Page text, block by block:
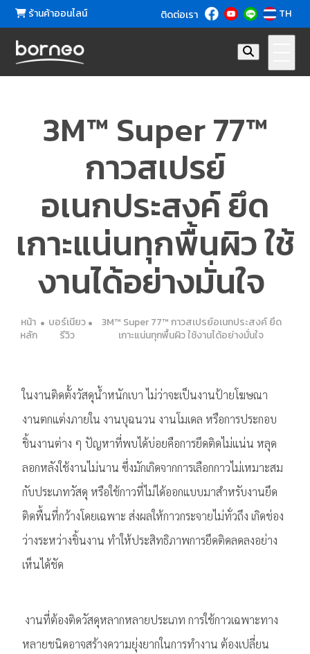
ร้านค้าออนไลน์ ติดต่อเรา TH
3M™ Super 77™
กาวสเปรย์
อเนกประสงค์ ยึด
เกาะแน่นทุกพื้นผิว ใช้
งานได้อย่างมั่นใจ
หน้า
หลัก
บอร์เนียว
รีวิว
3M™ Super 77™ กาวสเปรย์อเนกประสงค์ ยึด
เกาะแน่นทุกพื้นผิว ใช้งานได้อย่างมั่นใจ
ในงานติดตั้งวัสดุน้ำหนักเบา ไม่ว่าจะเป็นงานป้ายโฆษณา
งานตกแต่งภายใน งานบุฉนวน งานโมเดล หรือการประกอบ
ชิ้นงานต่าง ๆ ปัญหาที่พบได้บ่อยคือการยึดติดไม่แน่น หลุด
ลอกหลังใช้งานไม่นาน ซึ่งมักเกิดจากการเลือกกาวไม่เหมาะสม
กับประเภทวัสดุ หรือใช้กาวที่ไม่ได้ออกแบบมาสำหรับงานยึด
ติดพื้นที่กว้างโดยเฉพาะ ส่งผลให้กาวกระจายไม่ทั่วถึง เกิดช่อง
ว่างระหว่างชิ้นงาน ทำให้ประสิทธิภาพการยึดติดลดลงอย่าง
เห็นได้ชัด
งานที่ต้องติดวัสดุหลากหลายประเภท การใช้กาวเฉพาะทาง
หลายชนิดอาจสร้างความยุ่งยากในการทำงาน ต้องเปลี่ยน